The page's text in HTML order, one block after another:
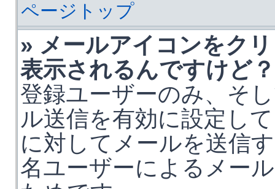
ページトップ
» メールアイコンをク
表示されるんですけど？
登録ユーザーのみ、そ
ル送信を有効に設定し
に対してメールを送信
名ユーザーによるメー